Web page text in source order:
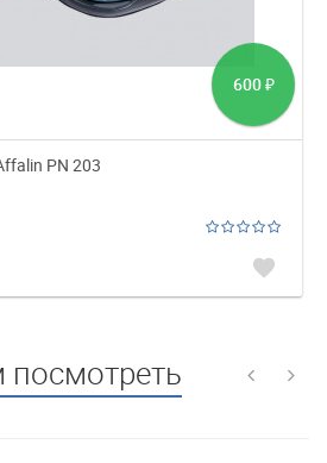
600 ₽
PN 203
favorite